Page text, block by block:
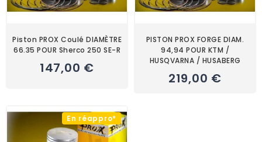
Piston PROX Coulé DIAMÈTRE
66.35 POUR Sherco 250 SE-R
147,00 €
PISTON PROX FORGE DIAM.
94,94 POUR KTM /
HUSQVARNA / HUSABERG
219,00 €
En réappro*